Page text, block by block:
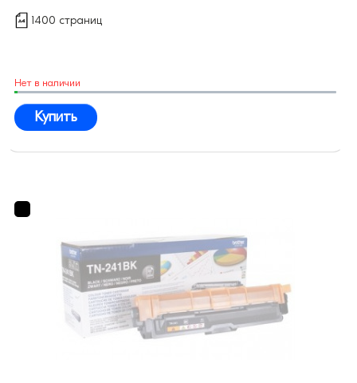
1400 страниц
Нет в наличии
Купить